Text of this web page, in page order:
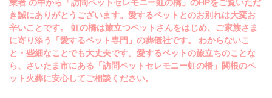
業者 の中から「訪問ペットセレモニー虹の橋」のHPをご覧いただ
き誠にありがとうございます。愛するペットとのお別れは大変お
辛いことです。 虹の橋は旅立つペットさんをはじめ、ご家族さま
に寄り添う「愛するペット専門」の葬儀社です。 わからないこ
と・些細なことでも大丈夫です。愛するペットの旅立ちのことな
ら、さいたま市にある「訪問ペットセレモニー虹の橋」関根のペ
ット火葬に安心してご相談ください。